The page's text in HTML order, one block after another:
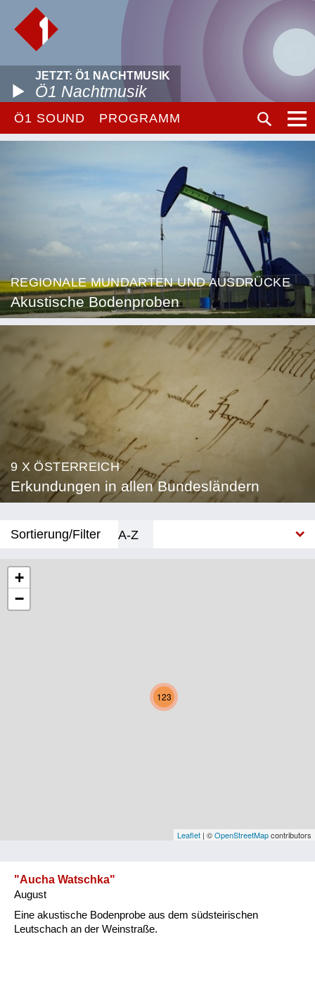
JETZT: Ö1 NACHTMUSIK
Ö1 Nachtmusik
Ö1 SOUND PROGRAMM
REGIONALE MUNDARTEN UND AUSDRÜCKE
Akustische Bodenproben
9 X ÖSTERREICH
Erkundungen in allen Bundesländern
Sortierung/Filter
A-Z
Niederösterreich
Oberösterreich
Vorarlberg
Natur und Landwirtschaft
123
+
−
Leaflet | ©OpenStreetMapcontributors
"Aucha Watschka"
August
Eine akustische Bodenprobe aus dem südsteirischen
Leutschach an der Weinstraße.